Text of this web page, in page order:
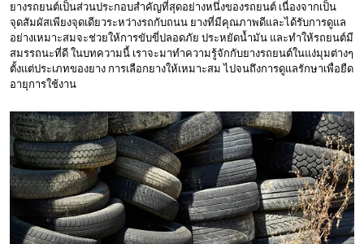
ยางรถยนต์เป็นส่วนประกอบสำคัญที่สุดอย่างหนึ่งของรถยนต์ เนื่องจากเป็น
จุดสัมผัสเพียงจุดเดียวระหว่างรถกับถนน ยางที่มีคุณภาพดีและได้รับการดูแล
อย่างเหมาะสมจะช่วยให้การขับขี่ปลอดภัย ประหยัดน้ำมัน และทำให้รถยนต์มี
สมรรถนะที่ดี ในบทความนี้ เราจะมาทำความรู้จักกับยางรถยนต์ในแง่มุมต่างๆ
ตั้งแต่ประเภทของยาง การเลือกยางให้เหมาะสม ไปจนถึงการดูแลรักษาเพื่อยืด
อายุการใช้งาน